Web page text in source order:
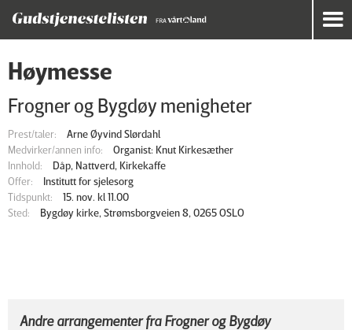
Høymesse
Frogner og Bygdøy menigheter
Prest/taler:
Arne Øyvind Slørdahl
Medvirker/annen info:
Organist: Knut Kirkesæther
Innhold:
Dåp, Nattverd, Kirkekaffe
Offer:
Institutt for sjelesorg
Tidspunkt:
15. nov. kl 11.00
Sted:
Bygdøy kirke, Strømsborgveien 8, 0265 OSLO
Andre arrangementer fra Frogner og Bygdøy